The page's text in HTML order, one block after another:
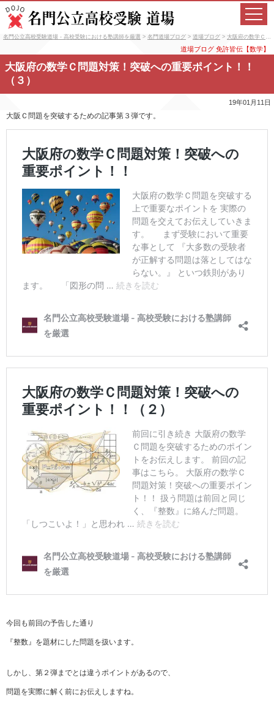
名門公立高校受験道場 - 高校受験における塾講師を厳選 > 名門道場ブログ > 道場ブログ > 大阪府の数学Ｃ問題対策！突破への重要ポイント！！（３）
道場ブログ 免許皆伝【数学】
大阪府の数学Ｃ問題対策！突破への重要ポイント！！
（３）
19年01月11日
大阪Ｃ問題を突破するための記事第３弾です。
今回も前回の予告した通り
『整数』を題材にした問題を扱います。
しかし、第２弾までとは違うポイントがあるので、
問題を実際に解く前にお伝えしますね。